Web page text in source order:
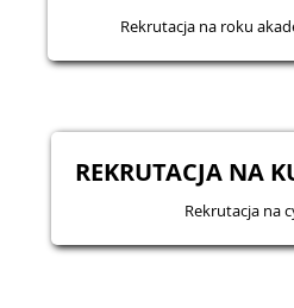
Rekrutacja na roku
REKRUTACJA NA
Rekrutacja na